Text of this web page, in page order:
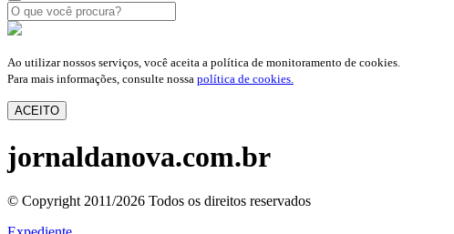
Ao utilizar nossos serviços, você aceita a política de monitoramento de cookies.
Para mais informações, consulte nossa política de cookies.
ACEITO
jornaldanova.com.br
© Copyright 2011/2026 Todos os direitos reservados